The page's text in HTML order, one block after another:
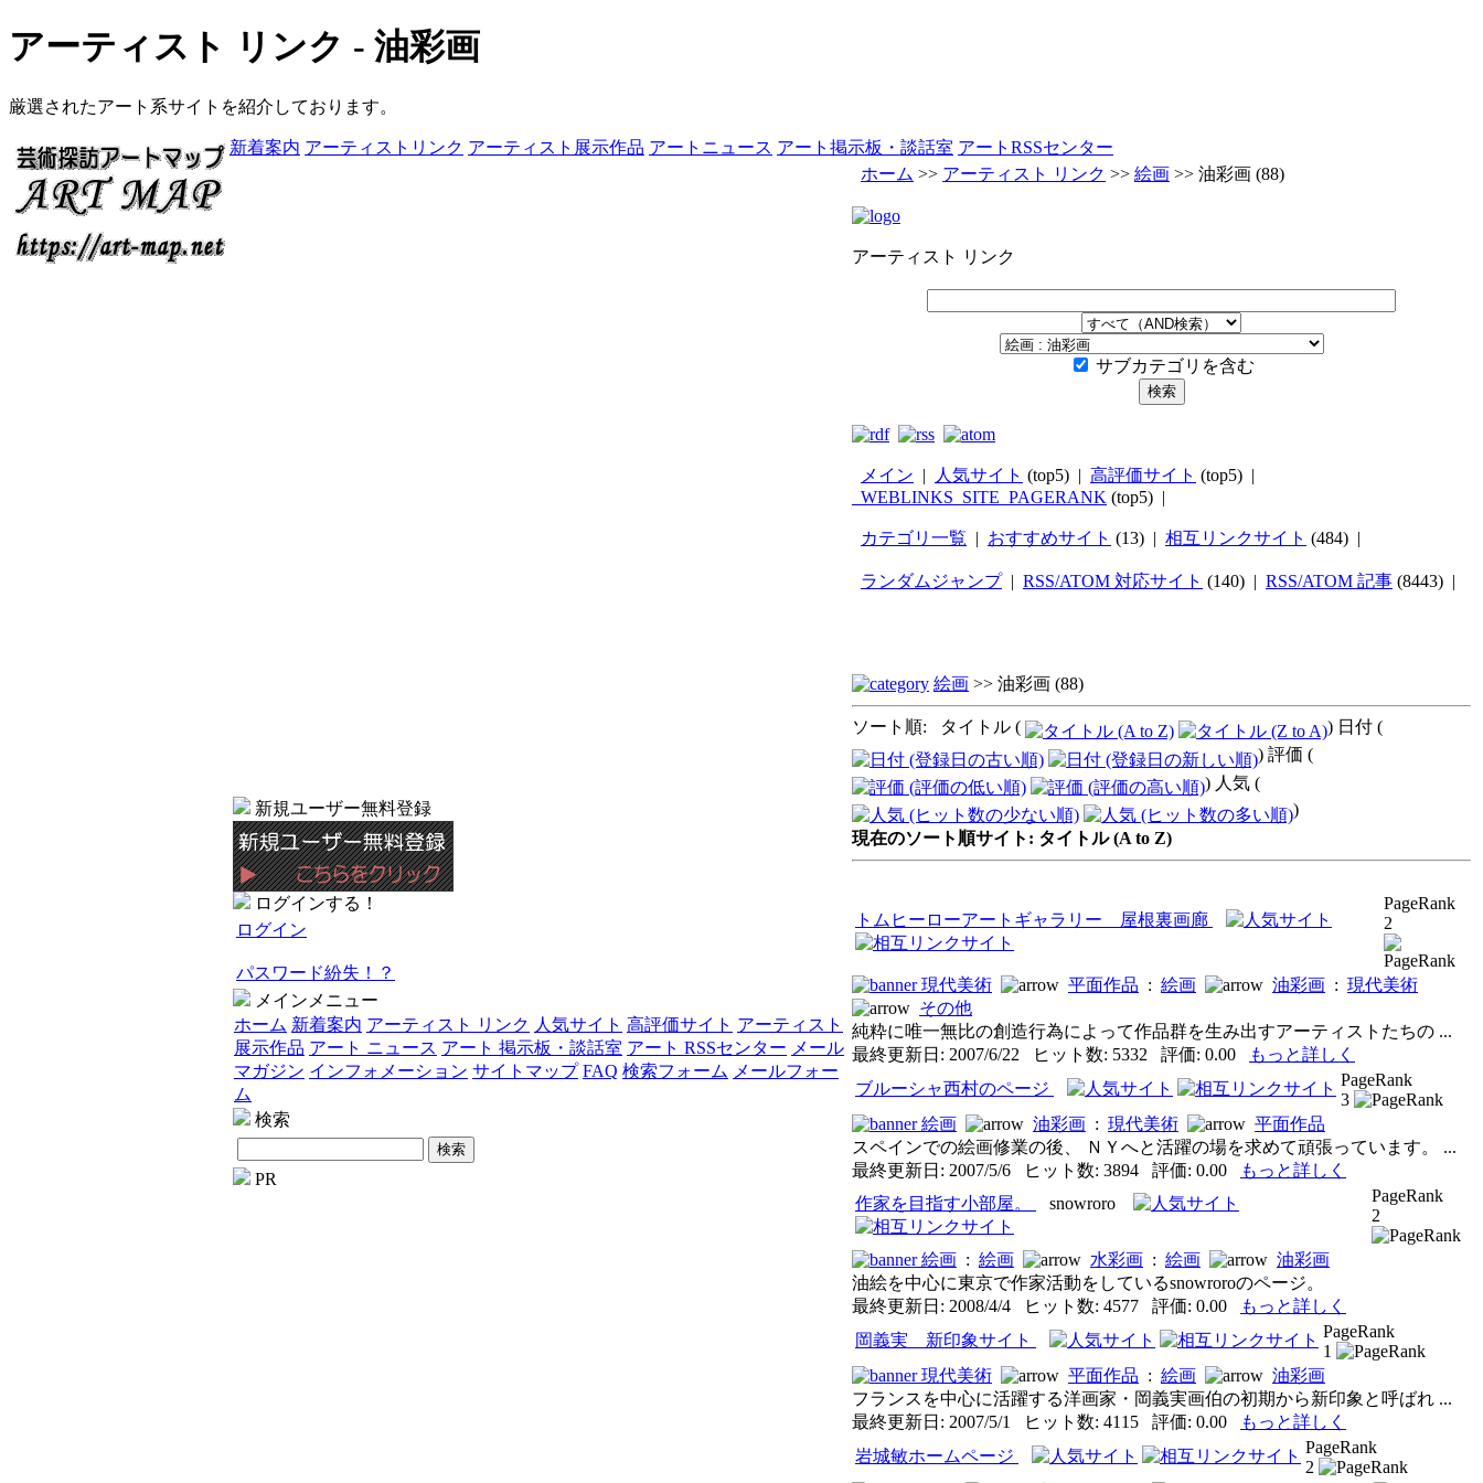
アーティスト リンク - 油彩画
厳選されたアート系サイトを紹介しております。
新着案内 アーティストリンク アーティスト展示作品 アートニュース アート掲示板・談話室 アートRSSセンター
新規ユーザー無料登録
ログインする！
ログイン
パスワード紛失！？
メインメニュー
ホーム 新着案内 アーティスト リンク 人気サイト 高評価サイト アーティスト
展示作品 アート ニュース アート 掲示板・談話室 アート RSSセンター メール
マガジン インフォメーション サイトマップ FAQ 検索フォーム メールフォー
ム
検索
PR
ホーム >> アーティスト リンク >> 絵画 >> 油彩画 (88)
アーティスト リンク
サブカテゴリを含む
メイン | 人気サイト (top5) | 高評価サイト (top5) |
_WEBLINKS_SITE_PAGERANK (top5) |
カテゴリ一覧 | おすすめサイト (13) | 相互リンクサイト (484) |
ランダムジャンプ| RSS/ATOM 対応サイト (140) | RSS/ATOM 記事 (8443) |
絵画 >> 油彩画 (88)
ソート順: タイトル (
) 日付 (
) 評価 (
) 人気 (
)
現在のソート順サイト: タイトル (A to Z)
トムヒーローアートギャラリー 屋根裏画廊
PageRank
2
現代美術 平面作品 : 絵画 油彩画 : 現代美術
その他
純粋に唯一無比の創造行為によって作品群を生み出すアーティストたちの ...
最終更新日: 2007/6/22 ヒット数: 5332 評価: 0.00
もっと詳しく
ブルーシャ西村のページ
PageRank
3
絵画
油彩画 : 現代美術
平面作品
スペインでの絵画修業の後、 ＮＹへと活躍の場を求めて頑張っています。 ...
最終更新日: 2007/5/6 ヒット数: 3894 評価: 0.00
もっと詳しく
作家を目指す小部屋。
snowroro
PageRank
2
絵画 : 絵画 水彩画 : 絵画
油彩画
油絵を中心に東京で作家活動をしているsnowroroのページ。
最終更新日: 2008/4/4 ヒット数: 4577 評価: 0.00
もっと詳しく
岡義実 新印象サイト
PageRank
1
現代美術
平面作品 : 絵画
油彩画
フランスを中心に活躍する洋画家・岡義実画伯の初期から新印象と呼ばれ ...
最終更新日: 2007/5/1 ヒット数: 4115 評価: 0.00
もっと詳しく
岩城敏ホームページ
PageRank
2